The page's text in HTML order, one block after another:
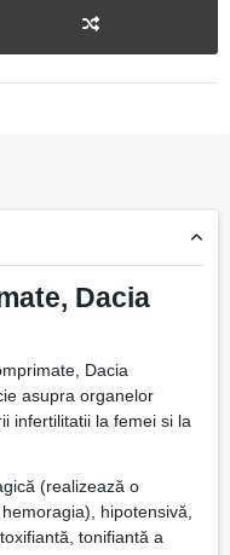
Dacia
Dacia
asupra organelor
infertilitatii la femei si la
(realizează o
hipotensivă,
tonifiantă a